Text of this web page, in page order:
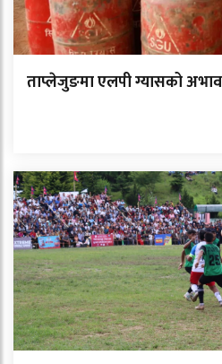
ताप्लेजुङमा एलपी ग्यासको अभाव